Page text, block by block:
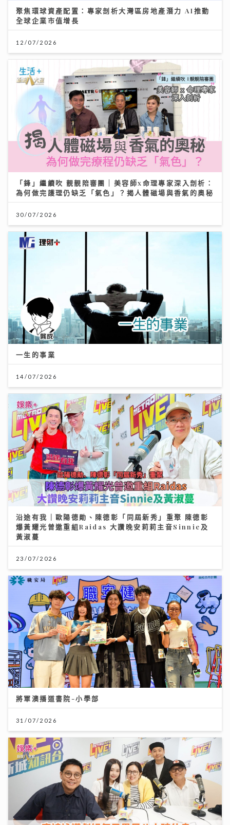
聚焦環球資產配置：專家剖析大灣區房地產潛力 AI推動
全球企業市值增長
12/07/2026
「鋒」繼續吹 靚靚陪審團 | 美容師x命理專家深入剖析：
為何做完護理仍缺乏「氣色」？揭人體磁場與香氣的奧秘
30/07/2026
一生的事業
14/07/2026
沿途有我｜歐陽德勛、陳德彰「同屆新秀」重聚 陳德彰
爆黃耀光曾邀重組Raidas 大讚晚安莉莉主音Sinnie及
黃淑蔓
23/07/2026
將軍澳播道書院-小學部
31/07/2026